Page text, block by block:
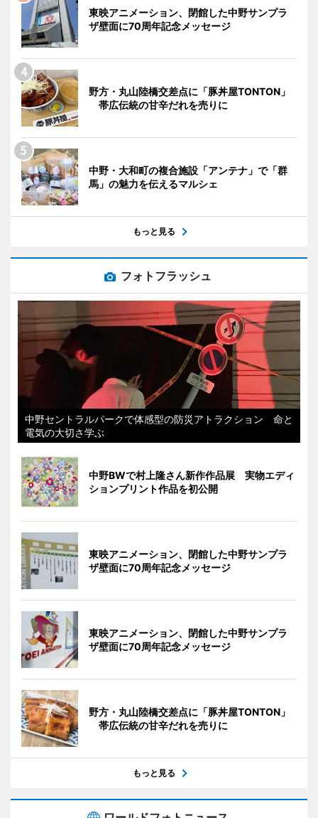
東映アニメーション、閉館した中野サンプラ
ザ壁面に70周年記念メッセージ
野方・丸山陸橋交差点に「豚丼屋TONTON」
帯広伝統の甘辛だれを売りに
中野・大和町の複合施設「アンテナ」で「群
馬」の魅力を伝えるマルシェ
もっと見る
フォトフラッシュ
中野セントラルパークで体感型の防災アトラクション 命と
電気の大切さ学ぶ
中野BWで村上隆さん新作作品展 実物エディ
ションプリント作品を初公開
東映アニメーション、閉館した中野サンプラ
ザ壁面に70周年記念メッセージ
東映アニメーション、閉館した中野サンプラ
ザ壁面に70周年記念メッセージ
野方・丸山陸橋交差点に「豚丼屋TONTON」
帯広伝統の甘辛だれを売りに
もっと見る